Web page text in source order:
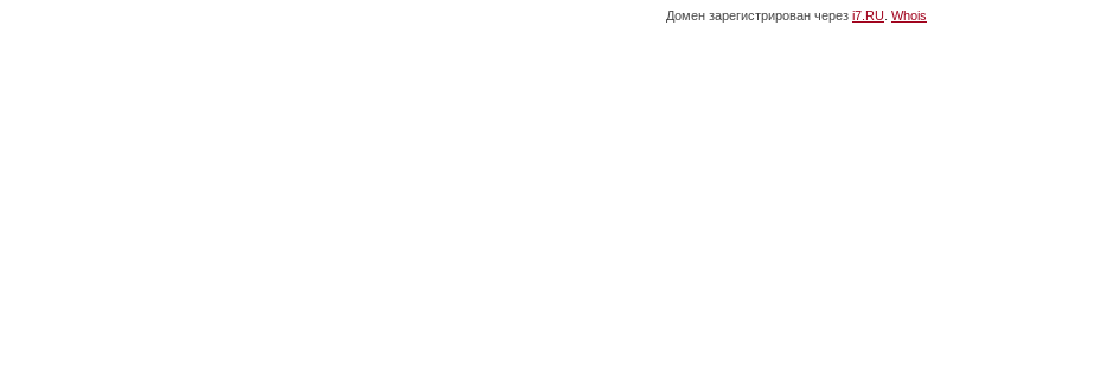
Домен зарегистрирован через i7.RU Whois